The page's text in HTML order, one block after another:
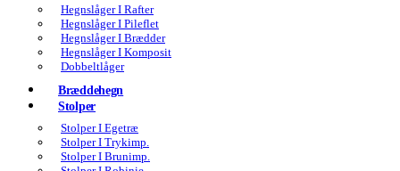
Hegnslåger I Rafter
Hegnslåger I Pileflet
Hegnslåger I Brædder
Hegnslåger I Komposit
Dobbeltlåger
Bræddehegn
Stolper
Stolper I Egetræ
Stolper I Trykimp.
Stolper I Brunimp.